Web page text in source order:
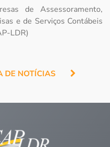
de Assessoramento,
e de Serviços Contábeis
LDR)
DE NOTÍCIAS